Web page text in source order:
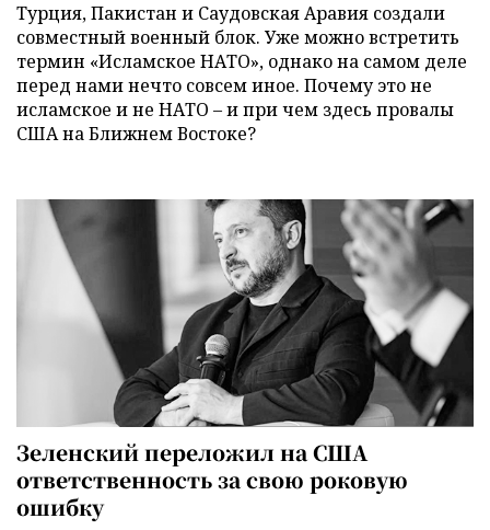
Турция, Пакистан и Саудовская Аравия создали
совместный военный блок. Уже можно встретить
термин «Исламское НАТО», однако на самом деле
перед нами нечто совсем иное. Почему это не
исламское и не НАТО – и при чем здесь провалы
США на Ближнем Востоке?
Зеленский переложил на США
ответственность за свою роковую
ошибку